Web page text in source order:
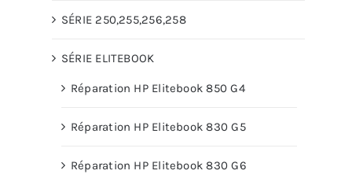
SÉRIE 250,255,256,258
SÉRIE ELITEBOOK
Réparation HP Elitebook 850 G4
Réparation HP Elitebook 830 G5
Réparation HP Elitebook 830 G6